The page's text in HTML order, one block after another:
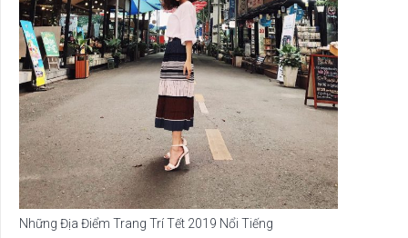
Những Địa Điểm Trang Trí Tết 2019 Nổi Tiếng